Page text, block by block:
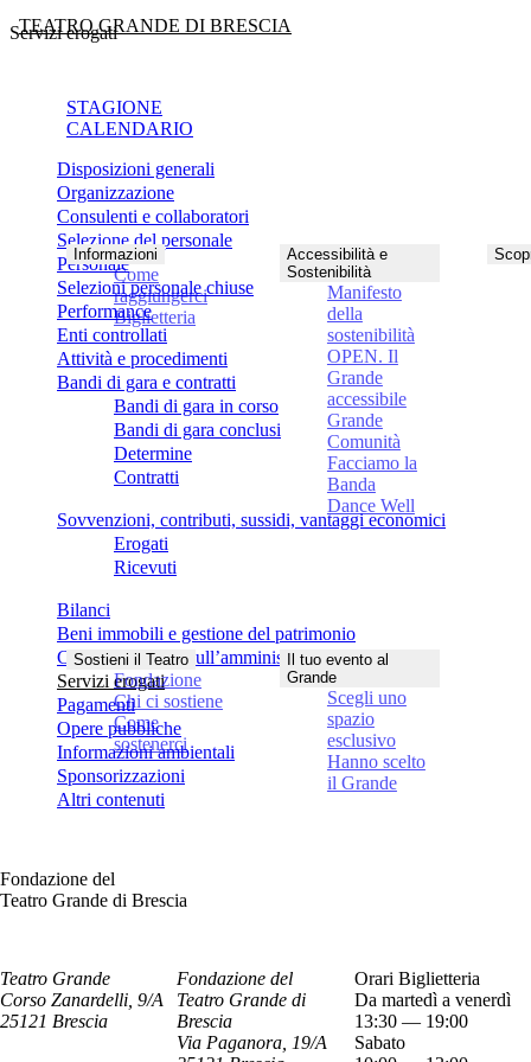
TEATRO GRANDE DI BRESCIA
STAGIONE
CALENDARIO
Informazioni
Come
raggiungerci
Biglietteria
Accessibilità e
Sostenibilità
Manifesto
della
sostenibilità
OPEN. Il
Grande
accessibile
Grande
Comunità
Facciamo la
Banda
Dance Well
Sostieni il Teatro
Fondazione
Chi ci sostiene
Come
sostenerci
Il tuo evento al
Grande
Scegli uno
spazio
esclusivo
Hanno scelto
il Grande
Disposizioni generali
Organizzazione
Consulenti e collaboratori
Selezione del personale
Personale
Selezioni personale chiuse
Performance
Enti controllati
Attività e procedimenti
Bandi di gara e contratti
Bandi di gara in corso
Bandi di gara conclusi
Determine
Contratti
Sovvenzioni, contributi, sussidi, vantaggi economici
Erogati
Ricevuti
Bilanci
Beni immobili e gestione del patrimonio
Controlli e rilievi sull’amministrazione
Servizi erogati
Pagamenti
Opere pubbliche
Informazioni ambientali
Sponsorizzazioni
Altri contenuti
Servizi erogati
Fondazione del
Teatro Grande di Brescia
Teatro Grande
Corso Zanardelli, 9/A
25121 Brescia
Fondazione del
Teatro Grande di
Brescia
Via Paganora, 19/A
Orari Biglietteria
Da martedì a venerdì
13:30 — 19:00
Sabato